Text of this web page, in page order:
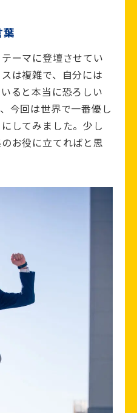
ーマに登壇させてい
は複雑で、自分には
ると本当に恐ろしい
今回は世界で一番優し
してみました。少し
お役に立てればと思